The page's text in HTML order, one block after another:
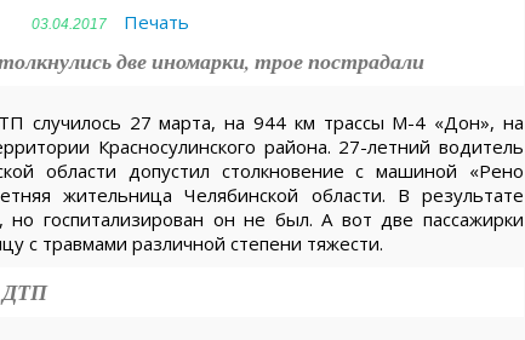
03.04.2017 Печать
две иномарки, трое пострадали
случилось 27 марта, на 944 км трассы М-4 «Дон», на
Красносулинского района. 27-летний водитель
области допустил столкновение с машиной «Рено
жительница Челябинской области. В результате
госпитализирован он не был. А вот две пассажирки
с травмами различной степени тяжести.
ДТП